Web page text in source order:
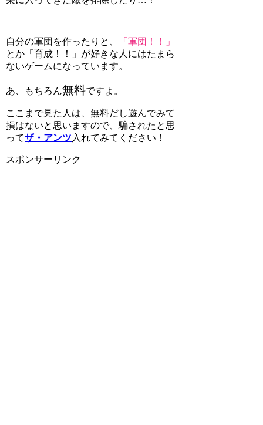
自分の軍団を作ったりと、
「軍団！！」
とか 「育成！！」 が好きな人にはたまら
ないゲームになっています。
あ、もちろん無料ですよ。
ここまで見た人は、無料だし遊んでみて
損はないと思いますので、騙されたと思
ってザ・アンツ 入れてみてください！
スポンサーリンク